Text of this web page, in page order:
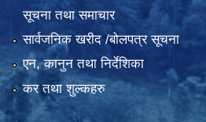
सूचना तथा समाचार
सार्वजनिक खरीद /बोलपत्र सूचना
एन, कानुन तथा निर्देशिका
कर तथा शुल्कहरु